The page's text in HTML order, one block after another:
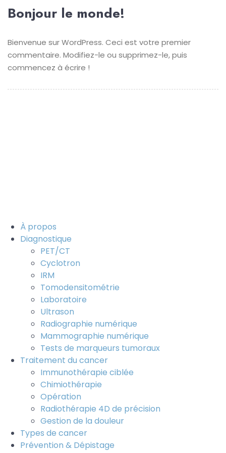
Bonjour le monde!
Bienvenue sur WordPress. Ceci est votre premier
commentaire. Modifiez-le ou supprimez-le, puis
commencez à écrire !
À propos
Diagnostique
PET/CT
Cyclotron
IRM
Tomodensitométrie
Laboratoire
Ultrason
Radiographie numérique
Mammographie numérique
Tests de marqueurs tumoraux
Traitement du cancer
Immunothérapie ciblée
Chimiothérapie
Opération
Radiothérapie 4D de précision
Gestion de la douleur
Types de cancer
Prévention & Dépistage